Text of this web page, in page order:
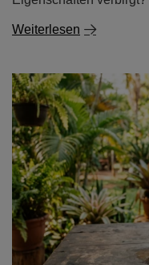
Weiterlesen